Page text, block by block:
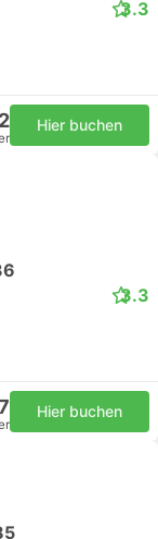
3.3
Hier buchen
3.3
Hier buchen